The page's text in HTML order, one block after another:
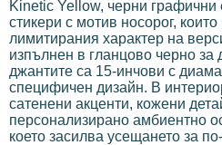
Kinetic Yellow, черни графични
стикери с мотив носорог,
лимитирания характер на
изпълнен в гланцово черно за
джантите са 15-инчови с
специфичен дизайн. В
сатенени акценти, кожени
персонализирано амбиентно
което засилва усещането за